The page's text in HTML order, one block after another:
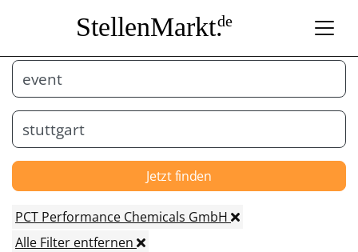
StellenMarkt.de
Jetzt finden
PCT Performance Chemicals GmbH
Alle Filter entfernen